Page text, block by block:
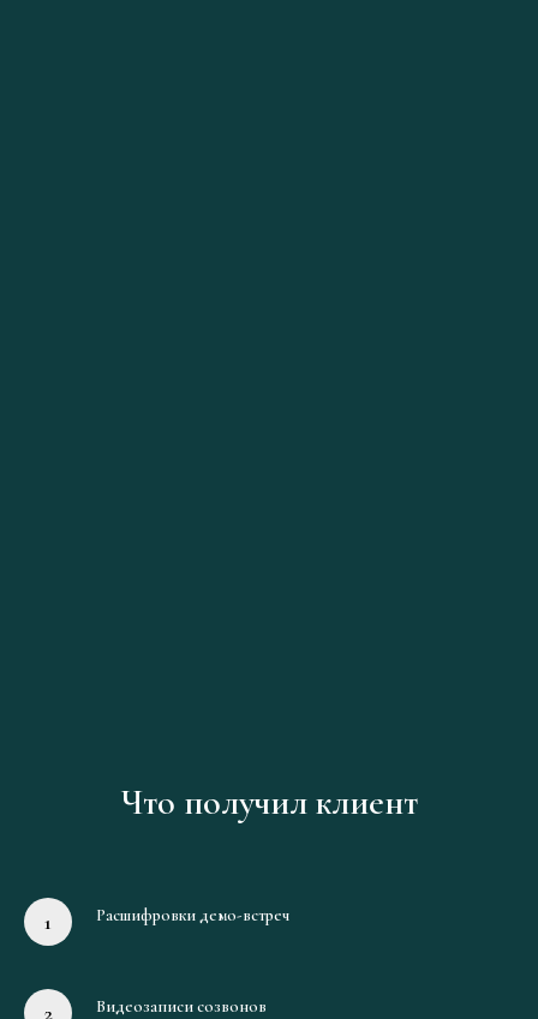
Что получил клиент
Расшифровки демо-встреч
Видеозаписи созвонов